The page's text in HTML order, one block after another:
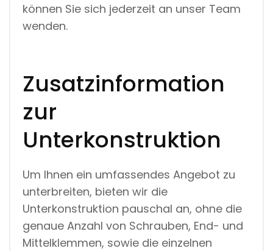
können Sie sich jederzeit an unser Team
wenden.
Zusatzinformation
zur
Unterkonstruktion
Um Ihnen ein umfassendes Angebot zu
unterbreiten, bieten wir die
Unterkonstruktion pauschal an, ohne die
genaue Anzahl von Schrauben, End- und
Mittelklemmen, sowie die einzelnen